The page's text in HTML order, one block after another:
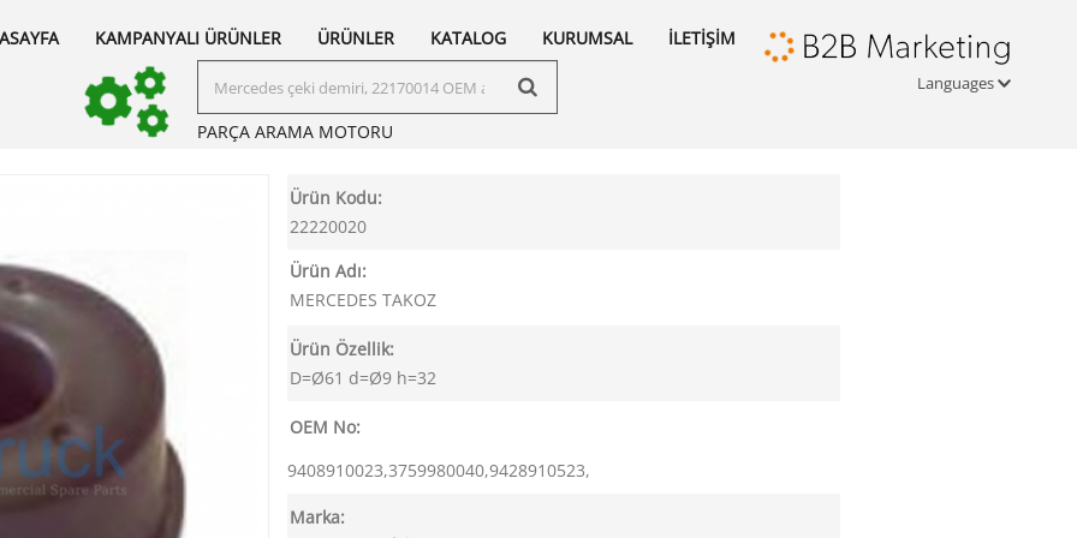
Languages
KAMPANYALI ÜRÜNLER ÜRÜNLER KATALOG KURUMSAL İLETİŞİM
PARÇA ARAMA MOTORU
Ürün Kodu:
22220020
Ürün Adı:
MERCEDES TAKOZ
Ürün Özellik:
D=Ø61 d=Ø9 h=32
OEM No:
9408910023,3759980040,9428910523,
Marka: